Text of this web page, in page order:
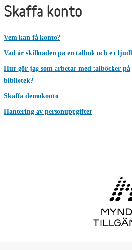
Skaffa konto
Vem kan få konto?
Vad är skillnaden på en talbok och en
Hur gör jag som arbetar med talböcker på
bibliotek?
Skaffa demokonto
Hantering av personuppgifter